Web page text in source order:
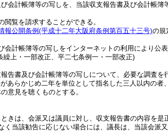
会計帳簿等の写しを、当該収支報告書及び会計帳簿
覧を請求することができる。
報公開条例(平成十二年大阪府条例第百五十三号)の規
会計帳簿等の写しをインターネットの利用により公表
上・一部改正、平二七条例一・一部改正)
告書及び会計帳簿等の写しについて、必要な調査を
あらかじめ二年を単位として指名した三人以内の者
意見を聴くものとする。
きは、会派又は議員に対し、収支報告書の内容を是
当該勧告に応じない場合には、議長は、当該会派